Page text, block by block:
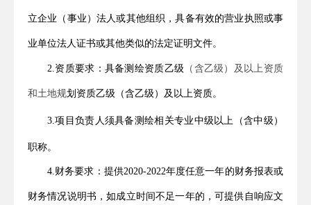
立企业（事业）法人或其他组织，具备有效的营业执照或事
业单位法人证书或其他类似的法定证明文件。
2.资质要求：具备测绘资质乙级 （含乙级）及以上资质
和土地规划资质乙级（含乙级）及以上资质。
3.项目负责人须具备测绘相关专业中级以上（含中级）
职称。
4.财务要求：提供2020-2022年度任意一年的财务报表或
财务情况说明书，如成立时间不足一年的，可提供自响应文